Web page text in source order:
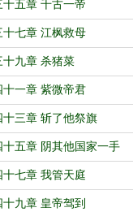
十五章 千古一帝
十七章 江枫救母
十九章 杀猪菜
十一章 紫微帝君
十三章 斩了他祭旗
十五章 阴其他国家一手
十七章 我管天庭
九章 皇帝驾到